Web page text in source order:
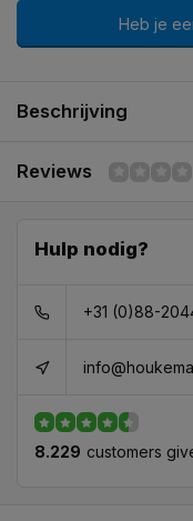
Heb je
Beschrijving
Reviews
Hulp nodig?
+31 (0)88-
8.229 customers